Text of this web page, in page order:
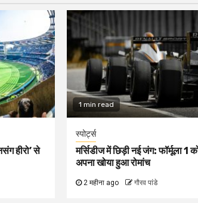
हीरो’ से
1 min read
स्पोर्ट्स
मर्सिडीज में छिड़ी नई जंग: फॉर्मूला 1
अपना खोया हुआ रोमांच
2 महीना ago गौरव पांडे